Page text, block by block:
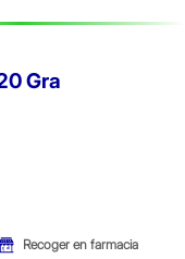
Gra
Recoger en farmacia